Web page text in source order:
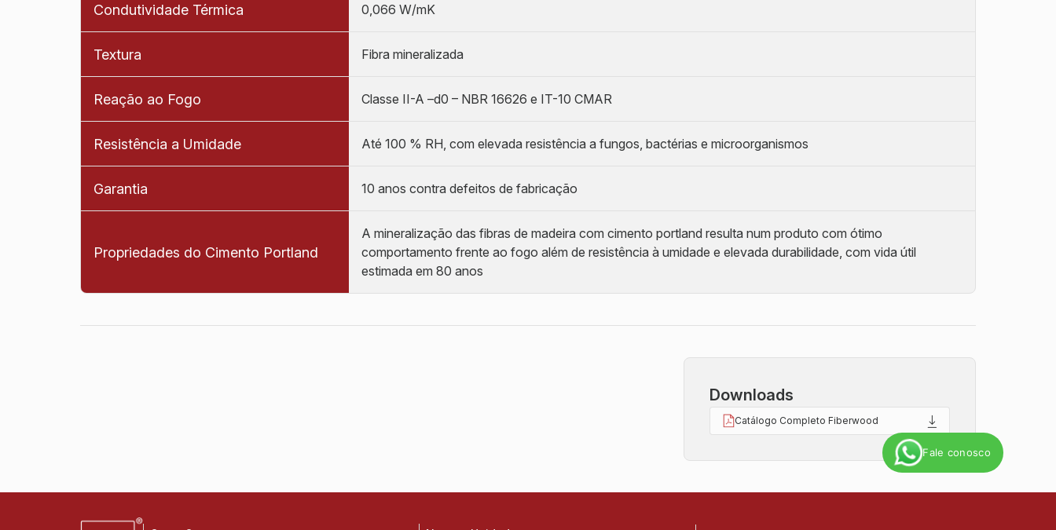
Fale conosco
Condutividade Térmica 0,066 W/mK
Textura Fibra mineralizada
Reação ao Fogo Classe II-A –d0 – NBR 16626 e IT-10 CMAR
Resistência a Umidade Até 100 % RH, com elevada resistência a fungos, bactérias e microorganismos
Garantia 10 anos contra defeitos de fabricação
Propriedades do Cimento Portland
A mineralização das fibras de madeira com cimento portland resulta num produto com ótimo
comportamento frente ao fogo além de resistência à umidade e elevada durabilidade, com vida útil
estimada em 80 anos
Downloads
Catálogo Completo Fiberwood